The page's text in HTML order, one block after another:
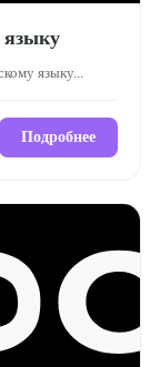
языку
языку...
Подробнее